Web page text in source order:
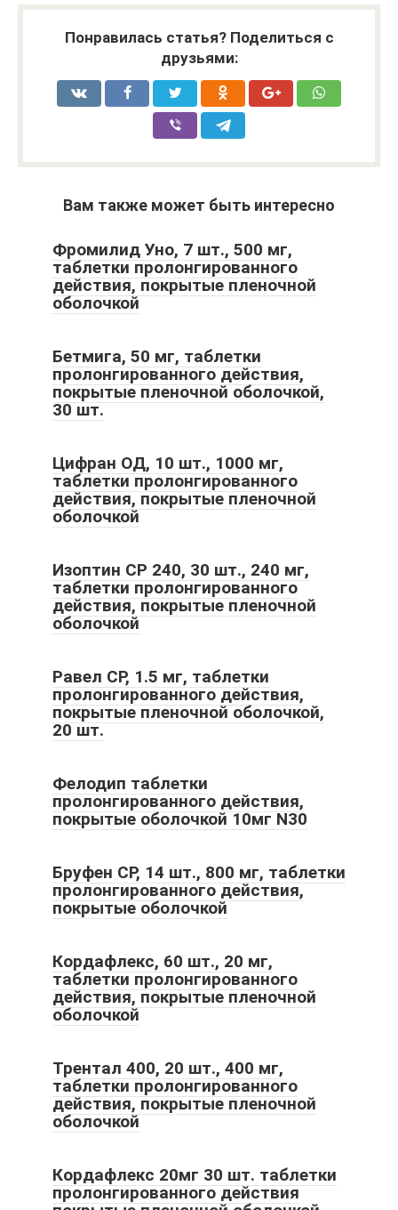
Понравилась статья? Поделиться с
друзьями:
Вам также может быть интересно
Фромилид Уно, 7 шт., 500 мг,
таблетки пролонгированного
действия, покрытые пленочной
оболочкой
Бетмига, 50 мг, таблетки
пролонгированного действия,
покрытые пленочной оболочкой,
30 шт.
Цифран ОД, 10 шт., 1000 мг,
таблетки пролонгированного
действия, покрытые пленочной
оболочкой
Изоптин СР 240, 30 шт., 240 мг,
таблетки пролонгированного
действия, покрытые пленочной
оболочкой
Равел СР, 1.5 мг, таблетки
пролонгированного действия,
покрытые пленочной оболочкой,
20 шт.
Фелодип таблетки
пролонгированного действия,
покрытые оболочкой 10мг N30
Бруфен СР, 14 шт., 800 мг, таблетки
пролонгированного действия,
покрытые оболочкой
Кордафлекс, 60 шт., 20 мг,
таблетки пролонгированного
действия, покрытые пленочной
оболочкой
Трентал 400, 20 шт., 400 мг,
таблетки пролонгированного
действия, покрытые пленочной
оболочкой
Кордафлекс 20мг 30 шт. таблетки
пролонгированного действия